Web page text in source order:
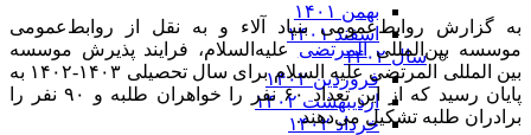
بهمن ۱۴۰۱
اسفند ۱۴۰۱
سال ۱۴۰۲
فروردین ۱۴۰۲
اردیبهشت ۱۴۰۲
خرداد ۱۴۰۲
به گزارش روابط‌عمومی بنیاد آلاء و به نقل از روابط‌‎عمومی
موسسه بین‌المللیالمرتضیعلیه‌السلام، فرایند پذیرش موسسه
بین المللی المرتضی علیه السلام برای سال تحصیلی ۱۴۰۳-۱۴۰۲ به
پایان رسید که از این تعداد ۶۰ نفر را خواهران طلبه و ۹۰ نفر را
برادران طلبه تشکیل می‌دهند.